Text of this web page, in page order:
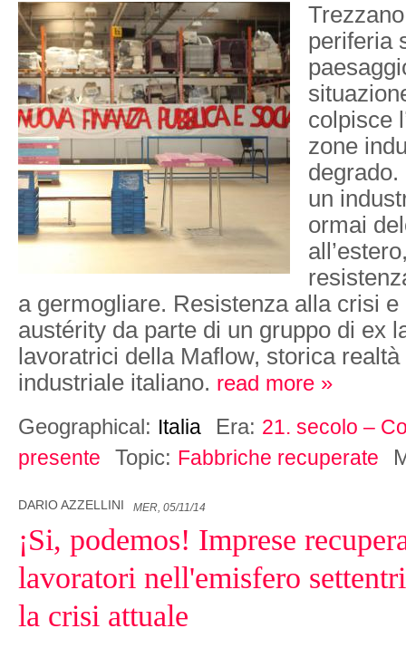
periferia
colpisce
zone
un
ormai
a germogliare. Resistenza alla crisi
austérity da parte di un gruppo di ex
lavoratrici della Maflow, storica
industriale italiano. read more »
Geographical: Italia Era: 21. secolo –
presente
Topic: Fabbriche recuperate
DARIO AZZELLINI MER, 05/11/14
¡Si, podemos! Imprese
lavoratori nell'emisfero
la crisi attuale